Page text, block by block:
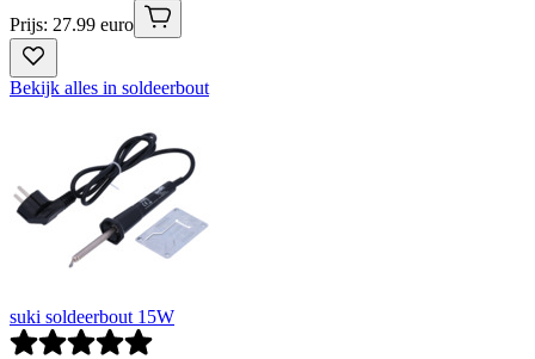
Prijs: 27.99 euro
Bekijk alles in soldeerbout
suki soldeerbout 15W